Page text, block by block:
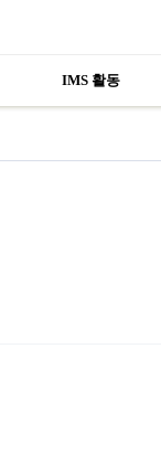
IMS 활동